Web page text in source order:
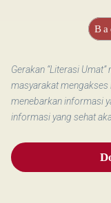
Gerakan “Literasi
masyarakat
menebarkan informasi
informasi yang sehat